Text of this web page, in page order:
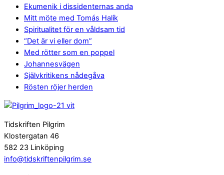
Ekumenik i dissidenternas anda
Mitt möte med Tomás Halík
Spiritualitet för en våldsam tid
“Det är vi eller dom”
Med rötter som en poppel
Johannesvägen
Självkritikens nådegåva
Rösten röjer herden
Tidskriften Pilgrim
Klostergatan 46
582 23 Linköping
info@tidskriftenpilgrim.se